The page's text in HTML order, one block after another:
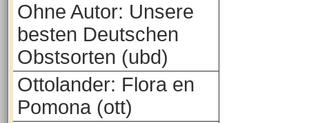
Ohne Autor: Unsere
besten Deutschen
Obstsorten (ubd)
Ottolander: Flora en
Pomona (ott)